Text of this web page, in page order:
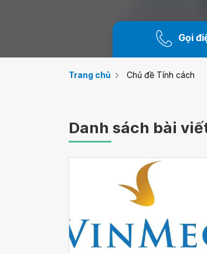
Gọi
Trang chủ Chủ đề Tính cách
Danh sách bài